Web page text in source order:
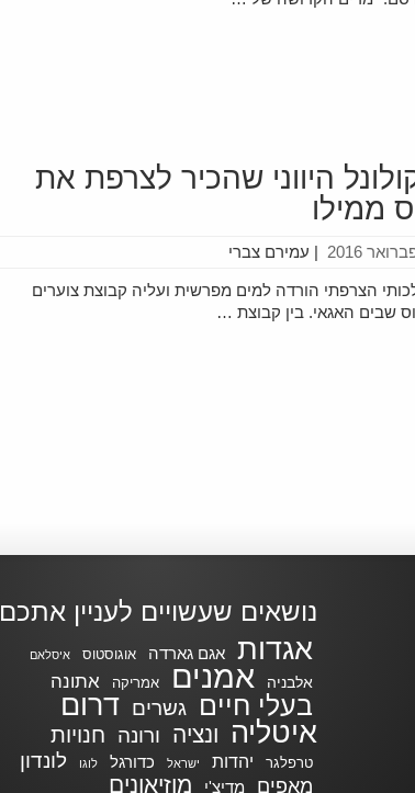
היווני שהכיר לצרפת את
ממילו
עמירם צברי |
הצי המלכותי הצרפתי הורדה למים מפרשית ועליה קבוצת צוערים
שבים האגאי. בין קבוצת …
נושאים שעשויים לעניין אתכם
אגדות אגם גארדה אוגוסטוס איסלאם
אלבניה אמנים אמריקה אתונה
בעלי חיים גשרים דרום
איטליה
ונציה ורונה חנויות
טרפלגר יהדות ישראל כדורגל לוגו לונדון
מאפים מדיצ'י מוזיאונים